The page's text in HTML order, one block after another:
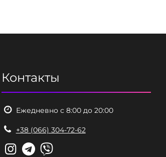
Контакты
Ежедневно с 8:00 до 20:00
+38 (066) 304-72-62